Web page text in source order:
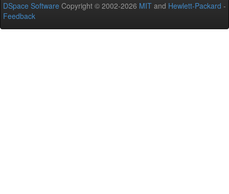
DSpace Software Copyright © 2002-2026 MIT and Hewlett-Packard -
Feedback